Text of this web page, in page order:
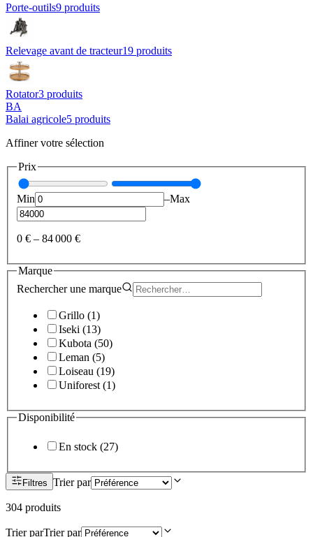
Porte-outils9 produits
Relevage avant de tracteur19 produits
Rotator3 produits
BA
Balai agricole5 produits
Affiner votre sélection
Prix
Min –Max
0 € – 84 000 €
Marque
Rechercher une marque
Grillo (1)
Iseki (13)
Kubota (50)
Leman (5)
Loiseau (19)
Uniforest (1)
Disponibilité
En stock (27)
Filtres Trier par
304 produits
Trier parTrier par